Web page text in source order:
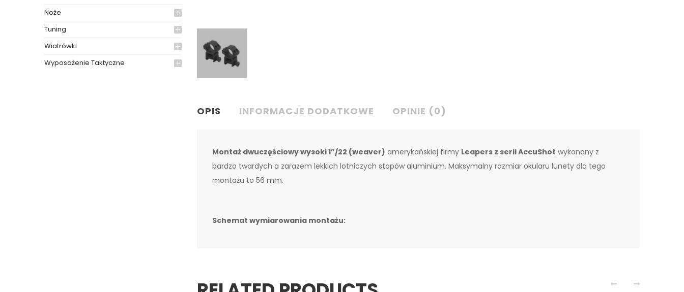
Noże
Tuning
Wiatrówki
Wyposażenie Taktyczne
OPIS INFORMACJE DODATKOWE OPINIE (0)
Montaż dwuczęściowy wysoki 1”/22 (weaver) amerykańskiej firmy Leapers z serii AccuShot wykonany z
bardzo twardych a zarazem lekkich lotniczych stopów aluminium. Maksymalny rozmiar okularu lunety dla tego
montażu to 56 mm.
Schemat wymiarowania montażu: